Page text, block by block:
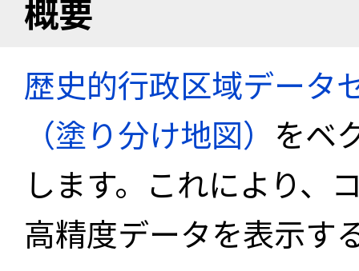
概要
歴史的行政区域データ
（塗り分け地図） をベ
します。これにより、
高精度データを表示す